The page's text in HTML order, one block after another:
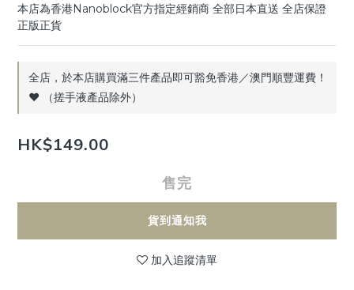
本店為香港Nanoblock官方指定經銷商 全部日本直送 全店保證
正版正貨
全店，於本店購買滿三件產品即可豁免香港／澳門順豐運費！
♥️ （搓手液產品除外）
HK$149.00
售完
貨到通知我
加入追蹤清單